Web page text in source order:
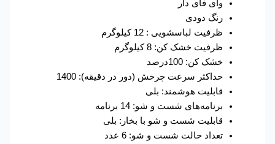
وای فای دار
رنگ دودی
ظرفیت لباسشویی : 12 کیلوگرم
ظرفیت خشک کن: 8 کیلوگرم
خشک کن: 100درصد
حداکثر سرعت چرخش (دور در دقیقه): 1400
قابلیت هوشمند: بلی
برنامه‌های شست و شو: 14 برنامه
قابلیت شست و شو با بخار: بلی
تعداد حالت شست و شو: 6 عدد